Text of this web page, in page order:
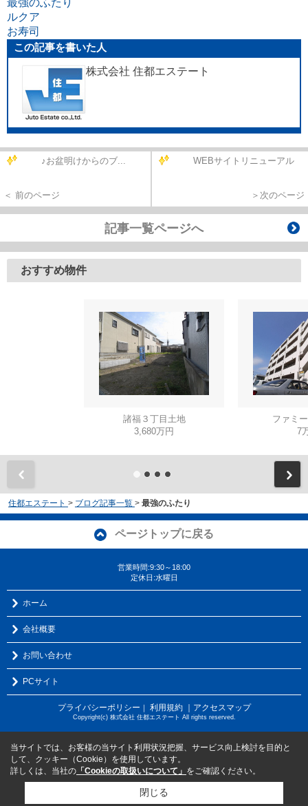
最強のふたり
ルクア
お寿司
この記事を書いた人
株式会社 住都エステート
♪お盆明けからのブ...
＜ 前のページ
WEBサイトリニューアル
＞次のページ
記事一覧ページへ
おすすめ物件
諸福３丁目土地
3,680万円
ファミ
7
住都エステート > ブログ記事一覧 > 最強のふたり
ページトップに戻る
営業時間:9:30～18:00
定休日:水曜日
ホーム
会社概要
お問い合わせ
PCサイト
プライバシーポリシー ｜ 利用規約 ｜アクセスマップ
Copyright(c) 株式会社 住都エステート All rights reserved.
当サイトでは、お客様の当サイト利用状況把握、サービス向上検討を目的と
して、クッキー（Cookie）を使用しています。
詳しくは、当社の 「Cookieの取扱いについて」 をご確認ください。
閉じる